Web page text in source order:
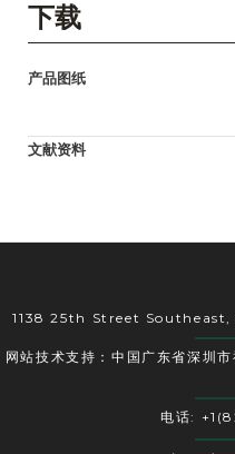
下载
产品图纸
文献资料
1138 25th Street
网站技术支持：中国广东省深圳
电话: